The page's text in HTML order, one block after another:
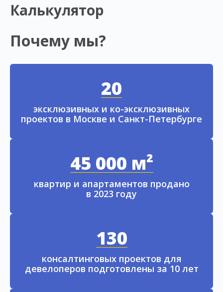
Калькулятор
Почему мы?
20
эксклюзивных и ко-эксклюзивных
проектов в Москве и Санкт-Петербурге
45 000 м²
квартир и апартаментов продано
в 2023 году
130
консалтинговых проектов для
девелоперов подготовлены за 10 лет